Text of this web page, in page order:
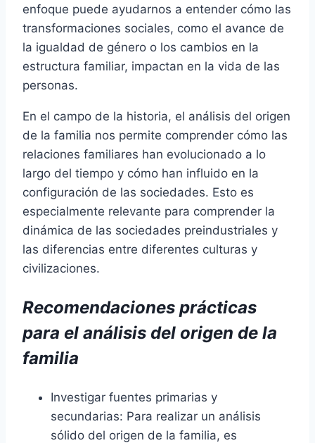
enfoque puede ayudarnos a entender cómo las
transformaciones sociales, como el avance de
la igualdad de género o los cambios en la
estructura familiar, impactan en la vida de las
personas.
En el campo de la historia, el análisis del origen
de la familia nos permite comprender cómo las
relaciones familiares han evolucionado a lo
largo del tiempo y cómo han influido en la
configuración de las sociedades. Esto es
especialmente relevante para comprender la
dinámica de las sociedades preindustriales y
las diferencias entre diferentes culturas y
civilizaciones.
Recomendaciones prácticas
para el análisis del origen de la
familia
Investigar fuentes primarias y
secundarias: Para realizar un análisis
sólido del origen de la familia, es